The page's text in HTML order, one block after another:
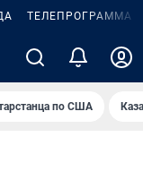
ТЕЛЕПРОГРАММА
по США